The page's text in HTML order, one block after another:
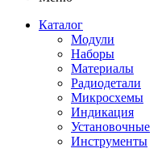
Каталог
Модули
Наборы
Материалы
Радиодетали
Микросхемы
Индикация
Установочные
Инструменты